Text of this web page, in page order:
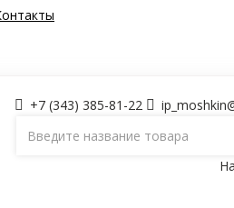
+7 (343) 385-81-22